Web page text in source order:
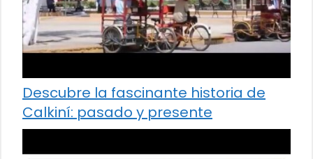
Descubre la fascinante historia de
Calkiní: pasado y presente